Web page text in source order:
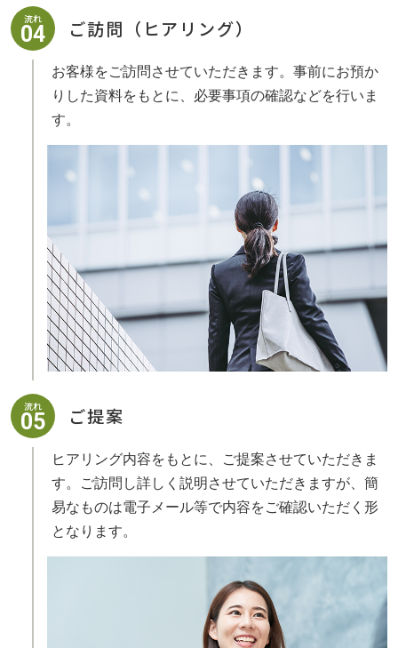
流れ
04 ご訪問（ヒアリング）
お客様をご訪問させていただきます。事前にお預か
りした資料をもとに、必要事項の確認などを行いま
す。
流れ
05 ご提案
ヒアリング内容をもとに、ご提案させていただきま
す。ご訪問し詳しく説明させていただきますが、簡
易なものは電子メール等で内容をご確認いただく形
となります。